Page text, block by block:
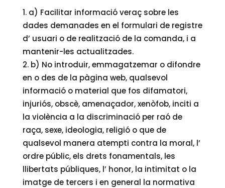
a) Facilitar informació veraç sobre les
dades demanades en el formulari de registre
d’ usuari o de realització de la comanda, i a
mantenir-les actualitzades.
b) No introduir, emmagatzemar o difondre
en o des de la pàgina web, qualsevol
informació o material que fos difamatori,
injuriós, obscè, amenaçador, xenòfob, inciti a
la violència a la discriminació per raó de
raça, sexe, ideologia, religió o que de
qualsevol manera atempti contra la moral, l’
ordre públic, els drets fonamentals, les
llibertats públiques, l’ honor, la intimitat o la
imatge de tercers i en general la normativa